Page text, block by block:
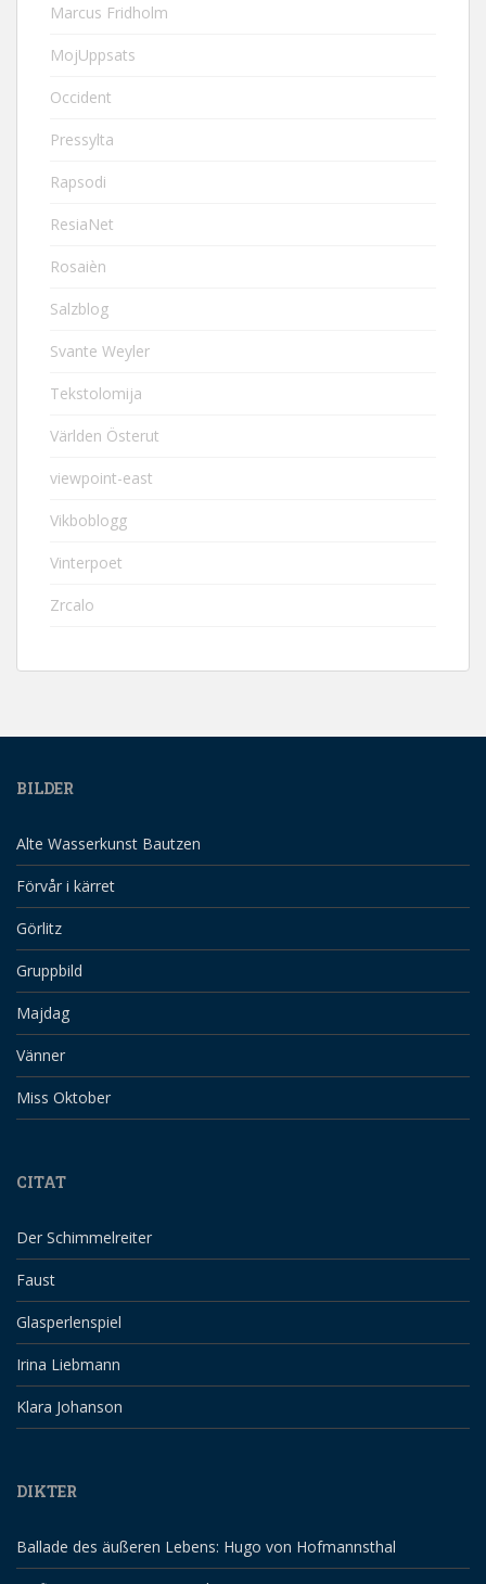
Marcus Fridholm
MojUppsats
Occident
Pressylta
Rapsodi
ResiaNet
Rosaièn
Salzblog
Svante Weyler
Tekstolomija
Världen Österut
viewpoint-east
Vikboblogg
Vinterpoet
Zrcalo
BILDER
Alte Wasserkunst Bautzen
Förvår i kärret
Görlitz
Gruppbild
Majdag
Vänner
Miss Oktober
CITAT
Der Schimmelreiter
Faust
Glasperlenspiel
Irina Liebmann
Klara Johanson
DIKTER
Ballade des äußeren Lebens: Hugo von Hofmannsthal